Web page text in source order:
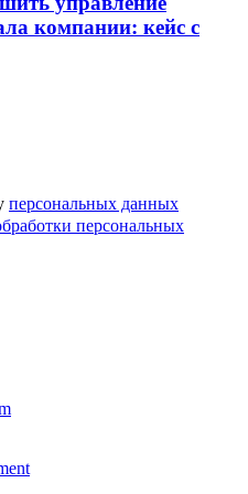
компании: кейс с
персональных данных
персональных